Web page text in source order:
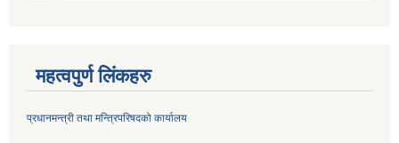
महत्वपुर्ण लिंकहरु
प्रधानमन्त्री तथा मन्त्रिपरिषदको कार्यालय